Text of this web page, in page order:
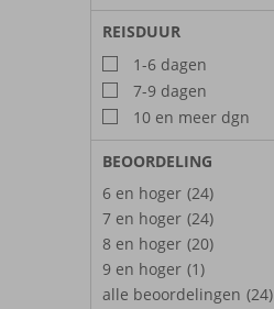
REISDUUR
1-6 dagen
7-9 dagen
10 en meer dgn
BEOORDELING
6 en hoger (24)
7 en hoger (24)
8 en hoger (20)
9 en hoger (1)
alle beoordelingen (24)